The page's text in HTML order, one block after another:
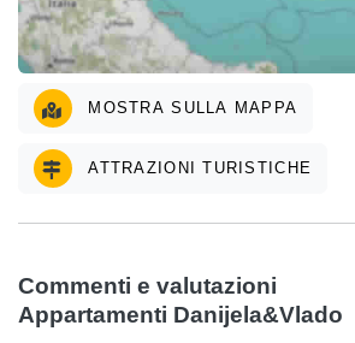
MOSTRA SULLA MAPPA
ATTRAZIONI TURISTICHE
Commenti e valutazioni
Appartamenti Danijela&Vlado